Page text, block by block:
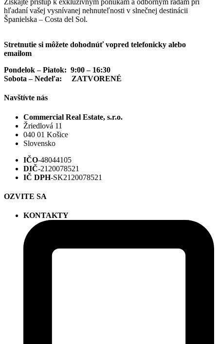
Získajte prístup k exkluzívnym ponukám a odborným radám pri
hľadaní vašej vysnívanej nehnuteľnosti v slnečnej destinácii
Španielska – Costa del Sol.
Stretnutie si môžete dohodnúť vopred telefonicky alebo
emailom
Pondelok – Piatok: 9:00 – 16:30
Sobota – Nedeľa: ZATVORENÉ
Navštívte nás
Commercial Real Estate, s.r.o.
Žriedlová 11
040 01 Košice
Slovensko
IČO-48044105
DIČ-2120078521
IČ DPH-SK2120078521
OZVITE SA
KONTAKTY